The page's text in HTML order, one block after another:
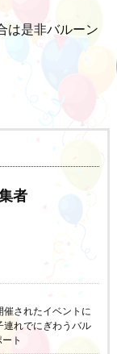
は是非バルーン
者
催されたイベントに
連れでにぎわうバル
ト